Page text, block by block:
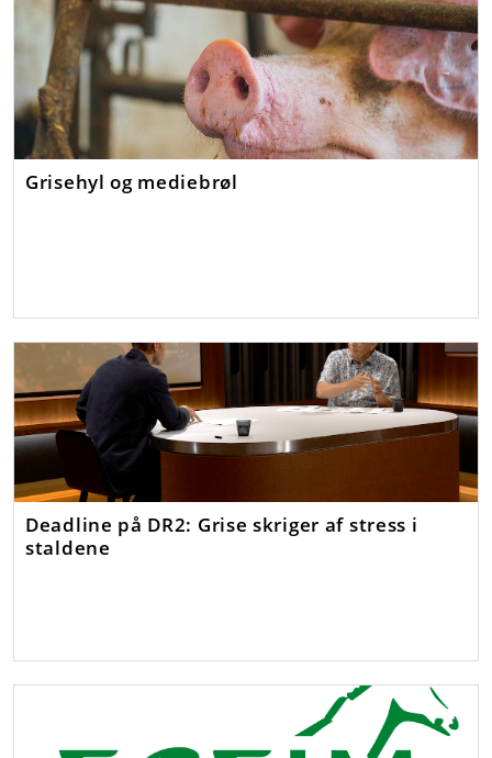
Grisehyl og mediebrøl
Deadline på DR2: Grise skriger af stress i
staldene